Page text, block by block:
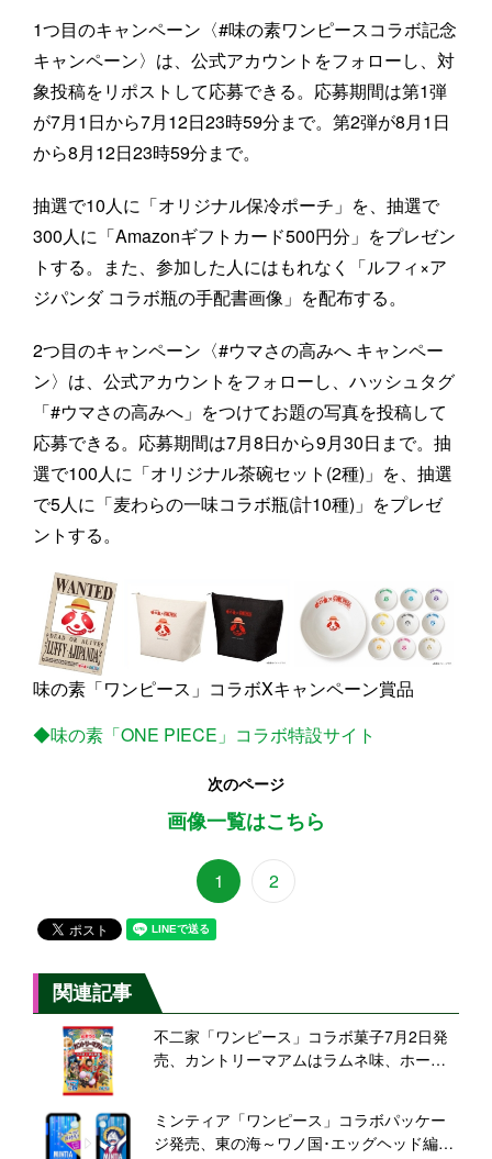
1つ目のキャンペーン〈#味の素ワンピースコラボ記念
キャンペーン〉は、公式アカウントをフォローし、対
象投稿をリポストして応募できる。応募期間は第1弾
が7月1日から7月12日23時59分まで。第2弾が8月1日
から8月12日23時59分まで。
抽選で10人に「オリジナル保冷ポーチ」を、抽選で
300人に「Amazonギフトカード500円分」をプレゼン
トする。また、参加した人にはもれなく「ルフィ×ア
ジパンダ コラボ瓶の手配書画像」を配布する。
2つ目のキャンペーン〈#ウマさの高みへ キャンペー
ン〉は、公式アカウントをフォローし、ハッシュタグ
「#ウマさの高みへ」をつけてお題の写真を投稿して
応募できる。応募期間は7月8日から9月30日まで。抽
選で100人に「オリジナル茶碗セット(2種)」を、抽選
で5人に「麦わらの一味コラボ瓶(計10種)」をプレゼ
ントする。
味の素「ワンピース」コラボXキャンペーン賞品
◆味の素「ONE PIECE」コラボ特設サイト
次のページ
画像一覧はこちら
1 2
関連記事
不二家「ワンピース」コラボ菓子7月2日発
売、カントリーマアムはラムネ味、ホーム
ろし
ミンティア「ワンピース」コラボパッケー
ジ発売、東の海～ワノ国･エッグヘッド編の